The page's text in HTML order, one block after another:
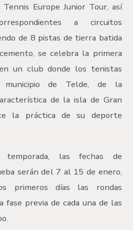
Europe Junior Tour, así
a circuitos
de 8 pistas de tierra batida
se celebra la primera
un club donde los tenistas
de Telde, de la
de la isla de Gran
la práctica de su deporte
las fechas de
serán del 7 al 15 de enero,
primeros días las rondas
fase previa de cada una de las